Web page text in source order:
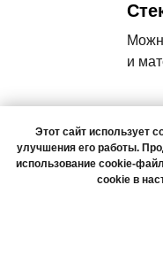
и
Наши
Этот сайт использует
улучшения его работы.
использование cookie-
cookie в